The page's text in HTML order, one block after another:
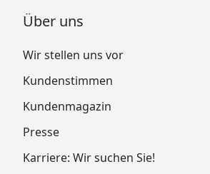
Über uns
Wir stellen uns vor
Kundenstimmen
Kundenmagazin
Presse
Karriere: Wir suchen Sie!